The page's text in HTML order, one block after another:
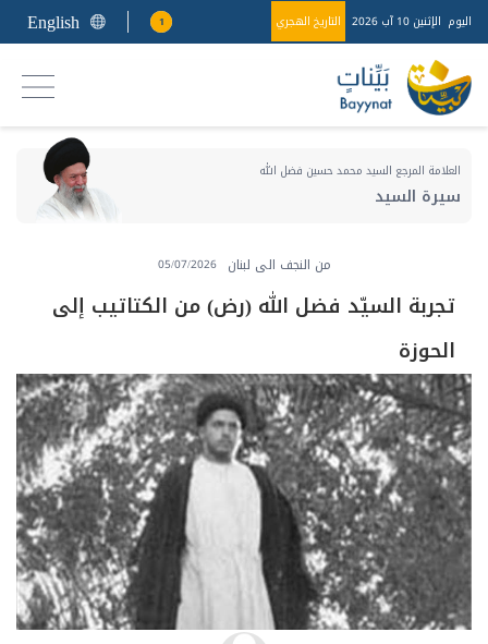
اليوم الإثنين 10 آب 2026 التاريخ الهجري 1
English
العلامة المرجع السيد محمد حسين فضل الله
سيرة السيد
من النجف الى لبنان 05/07/2026
تجربة السيّد فضل الله (رض) من الكتاتيب إلى
الحوزة